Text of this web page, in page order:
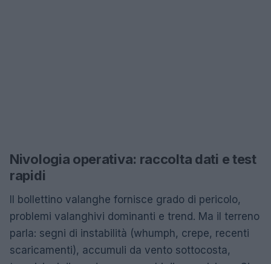
Nivologia operativa: raccolta dati e test
rapidi
Il bollettino valanghe fornisce grado di pericolo,
problemi valanghivi dominanti e trend. Ma il terreno
parla: segni di instabilità (whumph, crepe, recenti
scaricamenti), accumuli da vento sottocosta,